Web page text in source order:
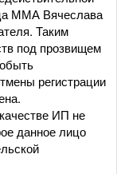
ММА Вячеслава
Таким
под прозвищем
регистрации
ИП не
данное лицо